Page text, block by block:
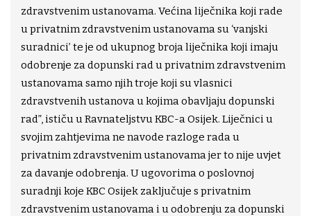
zdravstvenim ustanovama. Većina liječnika koji rade
u privatnim zdravstvenim ustanovama su ‘vanjski
suradnici’ te je od ukupnog broja liječnika koji imaju
odobrenje za dopunski rad u privatnim zdravstvenim
ustanovama samo njih troje koji su vlasnici
zdravstvenih ustanova u kojima obavljaju dopunski
rad”, ističu u Ravnateljstvu KBC-a Osijek. Liječnici u
svojim zahtjevima ne navode razloge rada u
privatnim zdravstvenim ustanovama jer to nije uvjet
za davanje odobrenja. U ugovorima o poslovnoj
suradnji koje KBC Osijek zaključuje s privatnim
zdravstvenim ustanovama i u odobrenju za dopunski